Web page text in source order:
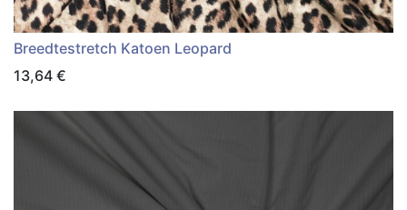
Breedtestretch Katoen Leopard
13,64 €